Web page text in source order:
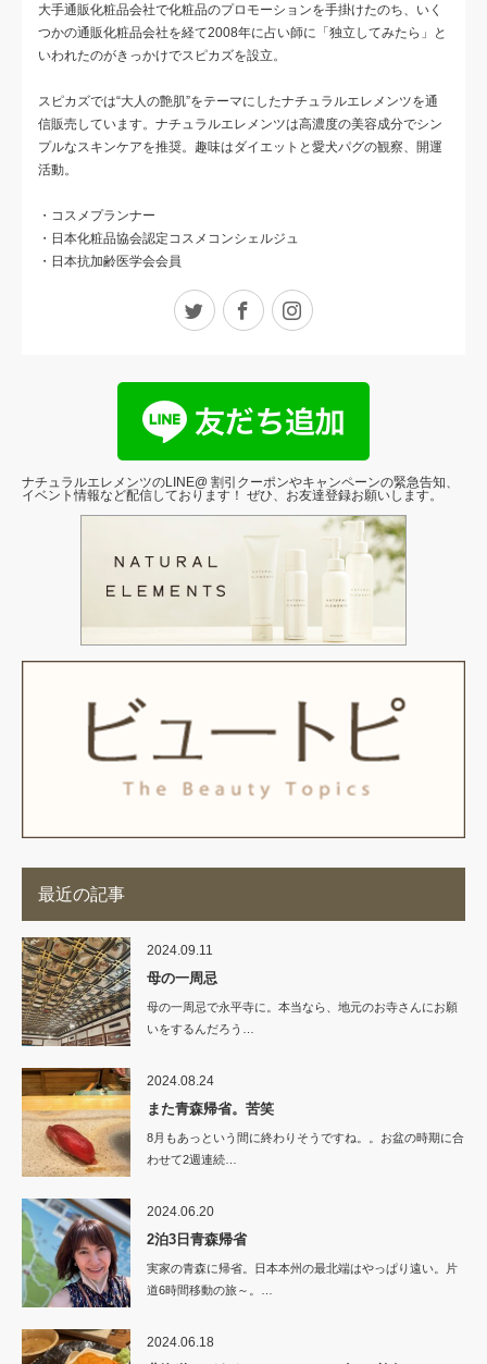
大手通販化粧品会社で化粧品のプロモーションを手掛けたのち、いく
つかの通販化粧品会社を経て2008年に占い師に「独立してみたら」と
いわれたのがきっかけでスピカズを設立。
スピカズでは“大人の艶肌”をテーマにしたナチュラルエレメンツを通
信販売しています。ナチュラルエレメンツは高濃度の美容成分でシン
プルなスキンケアを推奨。趣味はダイエットと愛犬パグの観察、開運
活動。
・コスメプランナー
・日本化粧品協会認定コスメコンシェルジュ
・日本抗加齢医学会会員
Twitter Facebook
ナチュラルエレメンツのLINE@ 割引クーポンやキャンペーンの緊急告知、
イベント情報など配信しております！ ぜひ、お友達登録お願いします。
最近の記事
2024.09.11
母の一周忌
母の一周忌で永平寺に。本当なら、地元のお寺さんにお願
いをするんだろう…
2024.08.24
また青森帰省。苦笑
8月もあっという間に終わりそうですね。。お盆の時期に合
わせて2週連続…
2024.06.20
2泊3日青森帰省
実家の青森に帰省。日本本州の最北端はやっぱり遠い。片
道6時間移動の旅～。…
2024.06.18